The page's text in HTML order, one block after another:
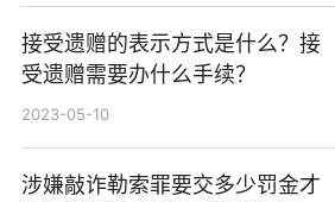
接受遗赠的表示方式是什么？接
受遗赠需要办什么手续？
2023-05-10
涉嫌敲诈勒索罪要交多少罚金才